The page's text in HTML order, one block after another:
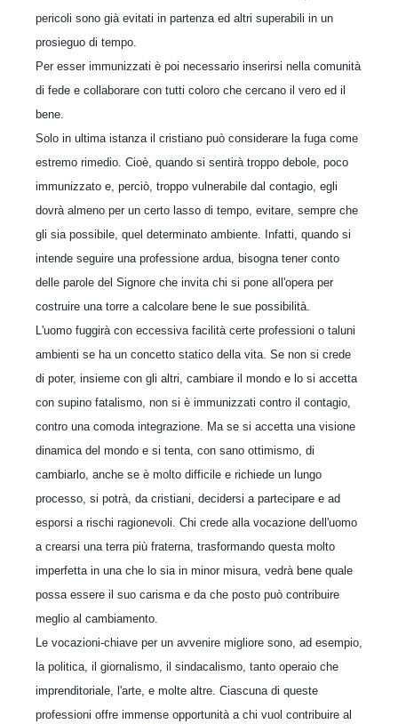
pericoli sono già evitati in partenza ed altri superabili in un
prosieguo di tempo.
Per esser immunizzati è poi necessario inserirsi nella comunità
di fede e collaborare con tutti coloro che cercano il vero ed il
bene.
Solo in ultima istanza il cristiano può considerare la fuga come
estremo rimedio. Cioè, quando si sentirà troppo debole, poco
immunizzato e, perciò, troppo vulnerabile dal contagio, egli
dovrà almeno per un certo lasso di tempo, evitare, sempre che
gli sia possibile, quel determinato ambiente. Infatti, quando si
intende seguire una professione ardua, bisogna tener conto
delle parole del Signore che invita chi si pone all'opera per
costruire una torre a calcolare bene le sue possibilità.
L'uomo fuggirà con eccessiva facilità certe professioni o taluni
ambienti se ha un concetto statico della vita. Se non si crede
di poter, insieme con gli altri, cambiare il mondo e lo si accetta
con supino fatalismo, non si è immunizzati contro il contagio,
contro una comoda integrazione. Ma se si accetta una visione
dinamica del mondo e si tenta, con sano ottimismo, di
cambiarlo, anche se è molto difficile e richiede un lungo
processo, si potrà, da cristiani, decidersi a partecipare e ad
esporsi a rischi ragionevoli. Chi crede alla vocazione dell'uomo
a crearsi una terra più fraterna, trasformando questa molto
imperfetta in una che lo sia in minor misura, vedrà bene quale
possa essere il suo carisma e da che posto può contribuire
meglio al cambiamento.
Le vocazioni-chiave per un avvenire migliore sono, ad esempio,
la politica, il giornalismo, il sindacalismo, tanto operaio che
imprenditoriale, l'arte, e molte altre. Ciascuna di queste
professioni offre immense opportunità a chi vuol contribuire al